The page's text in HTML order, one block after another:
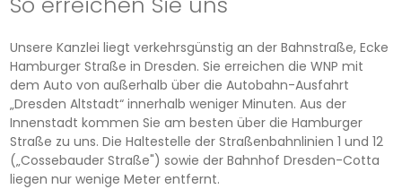
Unsere Kanzlei liegt verkehrsgünstig an der Bahnstraße, Ecke
Hamburger Straße in Dresden. Sie erreichen die WNP mit
dem Auto von außerhalb über die Autobahn-Ausfahrt
„Dresden Altstadt“ innerhalb weniger Minuten. Aus der
Innenstadt kommen Sie am besten über die Hamburger
Straße zu uns. Die Haltestelle der Straßenbahnlinien 1 und 12
(„Cossebauder Straße") sowie der Bahnhof Dresden-Cotta
liegen nur wenige Meter entfernt.